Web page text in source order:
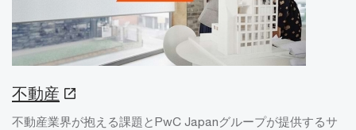
不動産
不動産業界が抱える課題とPwC Japanグループが提供するサ